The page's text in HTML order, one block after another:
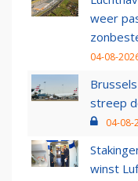
weer
04-08-
streep
04-08-
winst